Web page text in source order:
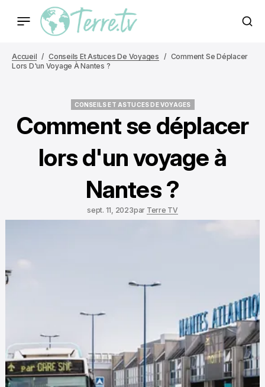
Accueil Conseils Et Astuces De Voyages
Comment Se Déplacer
Lors D'un Voyage À Nantes ?
CONSEILS ET ASTUCES DE VOYAGES
Comment se déplacer
lors d'un voyage à
Nantes ?
sept. 11, 2023par Terre TV